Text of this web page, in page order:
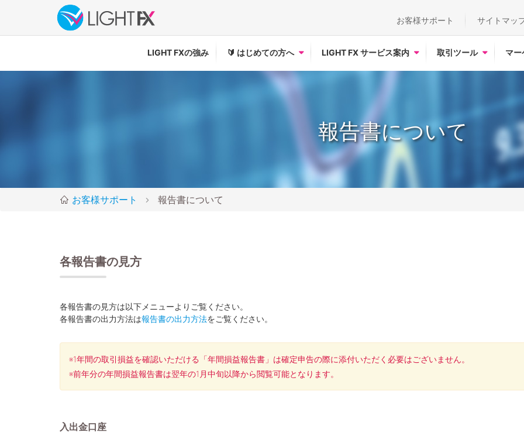
お客様サポート サイトマッ
LIGHT FXの強み 🔰 はじめての方へ LIGHT FX サービス案内 取引ツール マー
報告書について
お客様サポート 報告書について
各報告書の見方
各報告書の見方は以下メニューよりご覧ください。
各報告書の出力方法は報告書の出力方法をご覧ください。
※1年間の取引損益を確認いただける「年間損益報告書」は確定申告の際に添付いただく必要はございません。
※前年分の年間損益報告書は翌年の1月中旬以降から閲覧可能となります。
入出金口座